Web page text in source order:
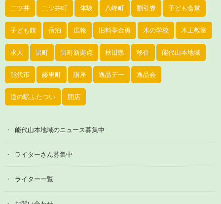
二ツ井 二ツ井町 体験 八峰町 割引券 子ども食堂
子ども館 宿泊 広報 旧料亭金勇 木の学校 木工教室
求人 畠町 畠町新拠点 秋田県 移住 能代山本地域
能代市 藤里町 講座 逸品デー 逸品会
道の駅ふたつい 開店
能代山本地域のニュース募集中
ライターさん募集中
ライター一覧